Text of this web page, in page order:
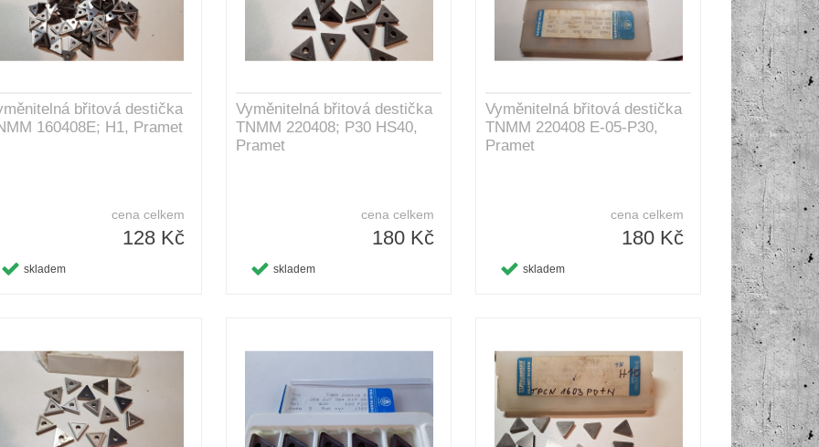
břitová destička
160408E; H1, Pramet
cena celkem
128 Kč
skladem
Vyměnitelná břitová destička
TNMM 220408; P30 HS40,
Pramet
cena celkem
180 Kč
skladem
Vyměnitelná břitová destička
TNMM 220408 E-05-P30,
Pramet
cena celkem
180 Kč
skladem